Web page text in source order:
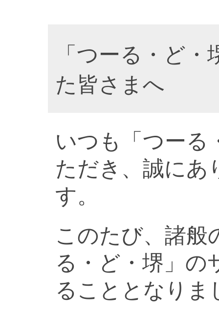
「つーる・ど
た皆さまへ
いつも「つーる
ただき、誠にあ
す。
このたび、諸般
る・ど・堺」の
ることとなりま